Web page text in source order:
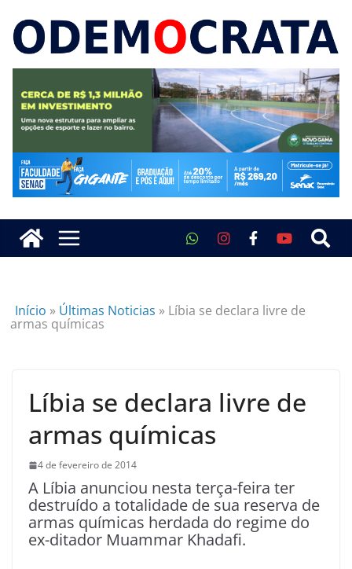
Início » Últimas Noticias » Líbia se declara livre de
armas químicas
Líbia se declara livre de
armas químicas
4 de fevereiro de 2014
A Líbia anunciou nesta terça-feira ter
destruído a totalidade de sua reserva de
armas químicas herdada do regime do
ex-ditador Muammar Khadafi.